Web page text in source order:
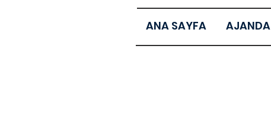
ANA SAYFA AJANDA